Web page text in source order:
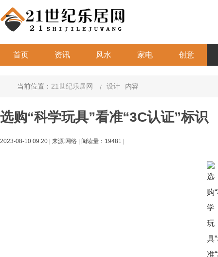
首页 资讯 风水 家电 创意
当前位置： 21世纪乐居网 设计 内容
选购“科学玩具”看准“3C认证”标识
2023-08-10 09:20 | 来源:网络 | 阅读量：19481 |